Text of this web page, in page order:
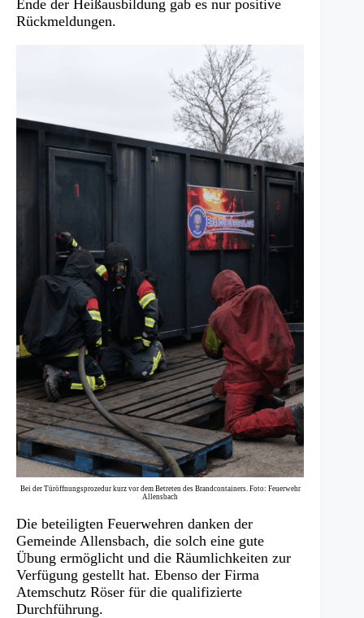
Ende der Heißausbildung gab es nur positive
Rückmeldungen.
Bei der Türöffnungsprozedur kurz vor dem Betreten des Brandcontainers. Foto: Feuerwehr
Allensbach
Die beteiligten Feuerwehren danken der
Gemeinde Allensbach, die solch eine gute
Übung ermöglicht und die Räumlichkeiten zur
Verfügung gestellt hat. Ebenso der Firma
Atemschutz Röser für die qualifizierte
Durchführung.